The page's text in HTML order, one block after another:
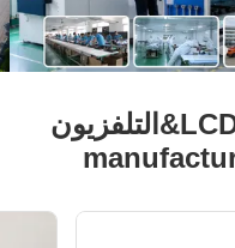
امتدت شريط شاشة LCD&التلفزيون